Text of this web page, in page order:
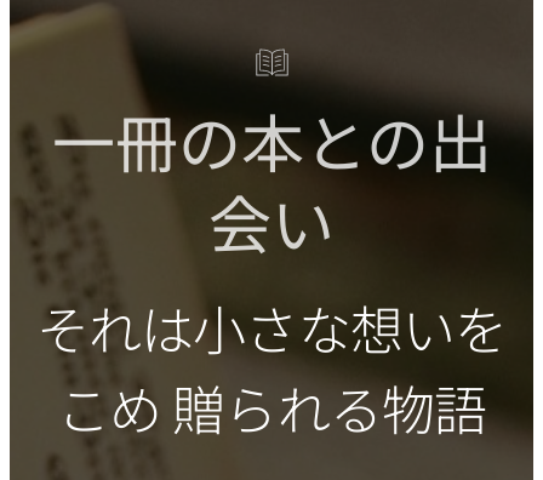
一冊の本との出
会い
それは小さな想いを
こめ 贈られる物語